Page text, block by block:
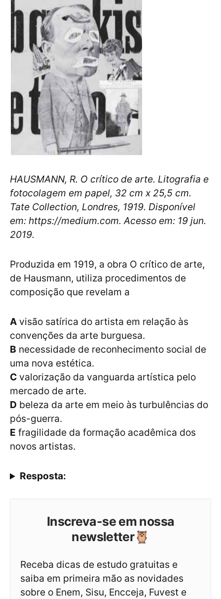
HAUSMANN, R. O crítico de arte. Litografia e
fotocolagem em papel, 32 cm x 25,5 cm.
Tate Collection, Londres, 1919. Disponível
em: https://medium.com. Acesso em: 19 jun.
2019.
Produzida em 1919, a obra O crítico de arte,
de Hausmann, utiliza procedimentos de
composição que revelam a
A visão satírica do artista em relação às
convenções da arte burguesa.
B necessidade de reconhecimento social de
uma nova estética.
C valorização da vanguarda artística pelo
mercado de arte.
D beleza da arte em meio às turbulências do
pós-guerra.
E fragilidade da formação acadêmica dos
novos artistas.
Resposta:
Inscreva-se em nossa
newsletter🦉
Receba dicas de estudo gratuitas e
saiba em primeira mão as novidades
sobre o Enem, Sisu, Encceja, Fuvest e